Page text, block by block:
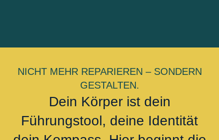
NICHT MEHR REPARIEREN – SONDERN
GESTALTEN.
Dein Körper ist dein
Führungstool, deine Identität